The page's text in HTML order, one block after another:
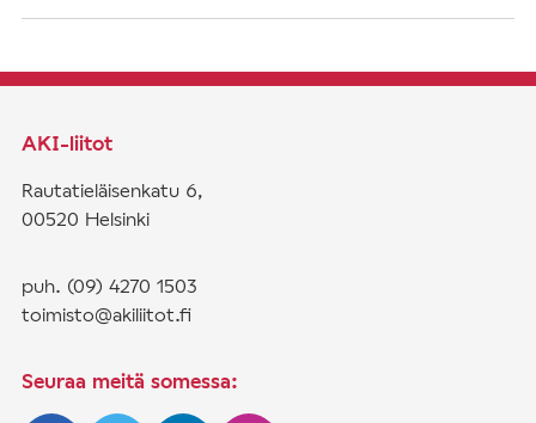
AKI-liitot
Rautatieläisenkatu 6,
00520 Helsinki
puh. (09) 4270 1503
toimisto@akiliitot.fi
Seuraa meitä somessa: